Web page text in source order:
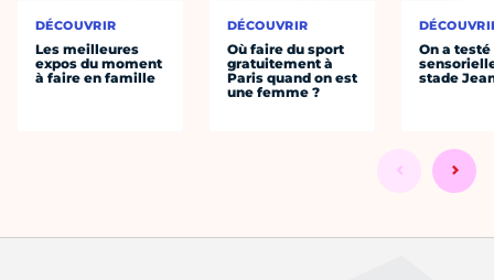
DÉCOUVRIR
Les meilleures
expos du moment
à faire en famille
DÉCOUVRIR
Où faire du sport
gratuitement à
Paris quand on est
une femme ?
On a
stade